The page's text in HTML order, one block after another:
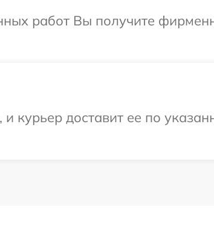
работ Вы получите
курьер доставит ее по